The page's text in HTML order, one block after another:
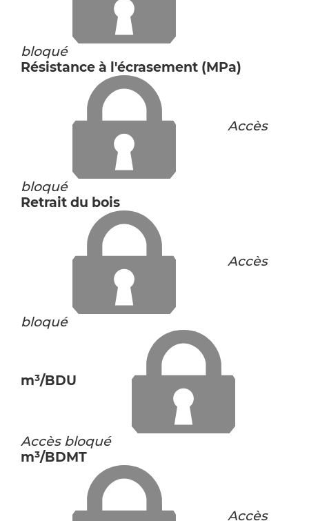
bloqué
Résistance à l'écrasement (MPa)
Accès
bloqué
Retrait du bois
Accès
bloqué
m³/BDU
Accès bloqué
m³/BDMT
Accès